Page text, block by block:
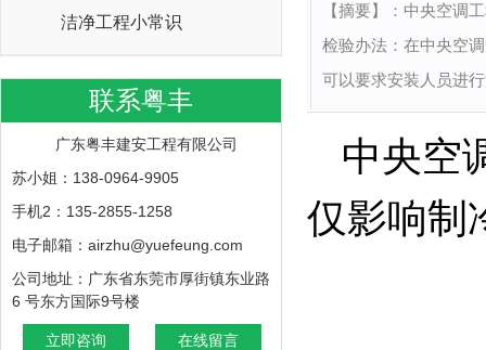
洁净工程小常识
联系粤丰
广东粤丰建安工程有限公司
苏小姐：138-0964-9905
手机2：135-2855-1258
电子邮箱：airzhu@yuefeung.com
公司地址：广东省东莞市厚街镇东业路
6 号东方国际9号楼
立即咨询 在线留言
【摘要】： 中央空调
检验办法：在中央空
可以要求安装人员进
中央空
仅影响制